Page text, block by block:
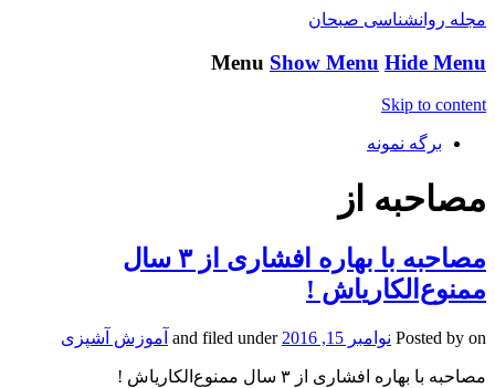
مجله روانشناسی صبحان
Menu Show Menu Hide Menu
Skip to content
برگه نمونه
مصاحبه از
مصاحبه با بهاره افشاری از ۳ سال
ممنوع‌الکاری‎اش !
Posted by on نوامبر 15, 2016 and filed under آموزش آشپزی
مصاحبه با بهاره افشاری از ۳ سال ممنوع‌الکاری‎اش !